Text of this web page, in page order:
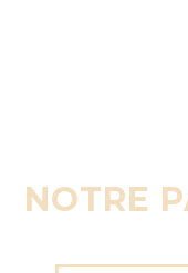
NOTRE